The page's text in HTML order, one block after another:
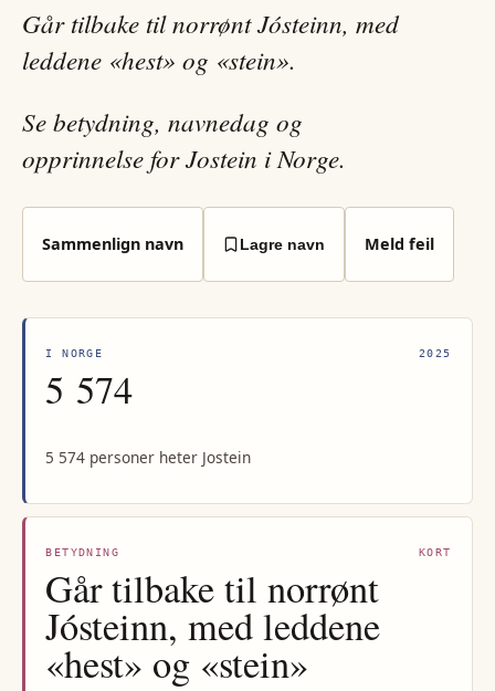
Går tilbake til norrønt Jósteinn, med
leddene «hest» og «stein».
Se betydning, navnedag og
opprinnelse for Jostein i Norge.
Sammenlign navn Lagre navn Meld feil
I NORGE 2025
5 574
5 574 personer heter Jostein
BETYDNING KORT
Går tilbake til norrønt
Jósteinn, med leddene
«hest» og «stein»